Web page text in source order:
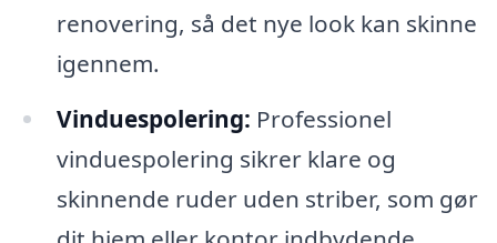
renovering, så det nye look kan skinne
igennem.
Vinduespolering: Professionel
vinduespolering sikrer klare og
skinnende ruder uden striber, som gør